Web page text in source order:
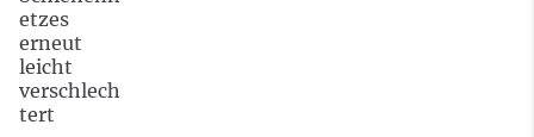
etzes
erneut
leicht
verschlech
tert